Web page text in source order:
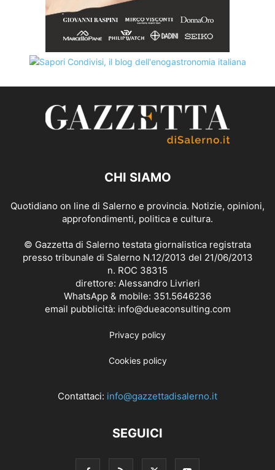
CHI SIAMO
Quotidiano on line di Salerno e provincia. Notizie, opinioni,
approfondimenti, politica e cultura.
© Gazzetta di Salerno testata giornalistica registrata
presso tribunale di Salerno N.12/2013 del 21/06/2013
n. ROC 38315
direttore: Alessandro Livrieri
WhatsApp & mobile: 351.5646236
email pubblicità: info@dueaconsulting.com
Privacy policy
Cookies policy
Contattaci: info@gazzettadisalerno.it
SEGUICI